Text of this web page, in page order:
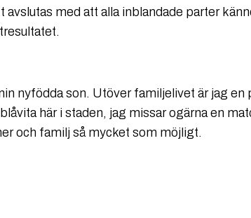
avslutas med att alla inblandade parter
nyfödda son. Utöver familjelivet är jag en
här i staden, jag missar ogärna en
och familj så mycket som möjligt.